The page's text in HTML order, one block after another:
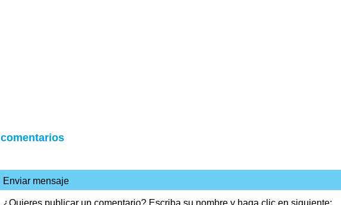
comentarios
Enviar mensaje
¿Quieres publicar un comentario? Escriba su nombre y haga clic en siguiente: